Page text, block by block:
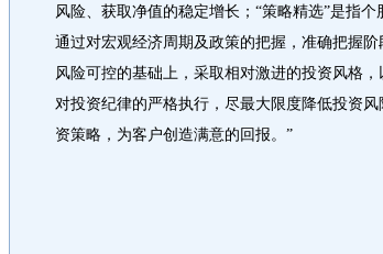
风险、获取净值的稳定增长；“策略精选”是指
通过对宏观经济周期及政策的把握，准确把握
风险可控的基础上，采取相对激进的投资风格
对投资纪律的严格执行，尽最大限度降低投资
资策略，为客户创造满意的回报。”